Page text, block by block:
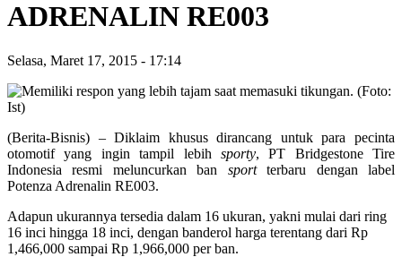
ADRENALIN RE003
Selasa, Maret 17, 2015 - 17:14
(Berita-Bisnis) – Diklaim khusus dirancang untuk para pecinta
otomotif yang ingin tampil lebih sporty, PT Bridgestone Tire
Indonesia resmi meluncurkan ban sportterbaru dengan label
Potenza Adrenalin RE003.
Adapun ukurannya tersedia dalam 16 ukuran, yakni mulai dari ring
16 inci hingga 18 inci, dengan banderol harga terentang dari Rp
1,466,000 sampai Rp 1,966,000 per ban.